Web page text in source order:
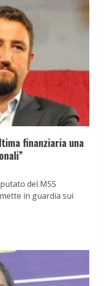
finanziaria una
del M5S
in guardia sui